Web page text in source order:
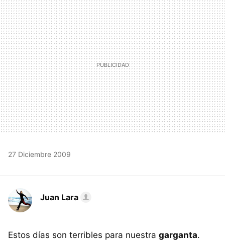
MAIL
27 Diciembre 2009
Juan Lara
Estos días son terribles para nuestra garganta.